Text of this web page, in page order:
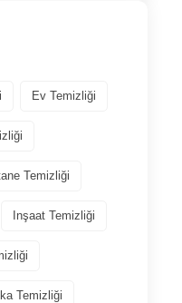
Ev Temizliği
Temizliği
Inşaat Temizliği
Temizliği